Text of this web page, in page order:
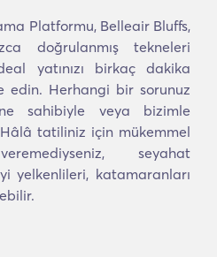
Platformu, Belleair Bluffs,
doğrulanmış tekneleri
yatınızı birkaç dakika
edin. Herhangi bir sorunuz
sahibiyle veya bizimle
tatiliniz için mükemmel
seyahat
yelkenlileri, katamaranları